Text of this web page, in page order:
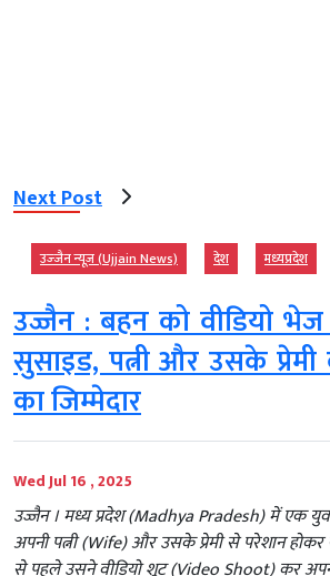
Next Post
उज्‍जैन न्यूज़ (Ujjain News) देश मध्‍यप्रदेश
उज्जैन : बहन को वीडियो
सुसाइड, पत्नी और उसके प्रेमी
का जिम्मेदार
Wed Jul 16 , 2025
उज्जैन । मध्य प्रदेश (Madhya Pradesh) में एक
अपनी पत्नी (Wife) और उसके प्रेमी से परेशान
से पहले उसने वीडियो शूट (Video Shoot) कर